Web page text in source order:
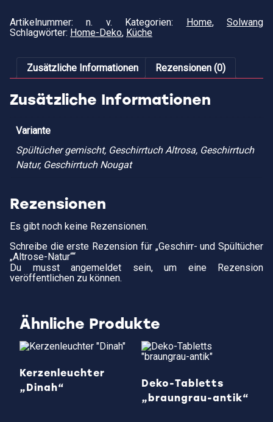
Artikelnummer:n. v. Kategorien: Home,Solwang
Schlagwörter: Home-Deko, Küche
Zusätzliche Informationen Rezensionen (0)
Zusätzliche Informationen
Variante
Spültücher gemischt, Geschirrtuch Altrosa, Geschirrtuch
Natur, Geschirrtuch Nougat
Rezensionen
Es gibt noch keine Rezensionen.
Schreibe die erste Rezension für „Geschirr- und Spültücher
„Altrose-Natur““
Du musst angemeldet sein, um eine Rezension
veröffentlichen zu können.
Ähnliche Produkte
Kerzenleuchter
„Dinah“
Deko-Tabletts
„braungrau-antik“